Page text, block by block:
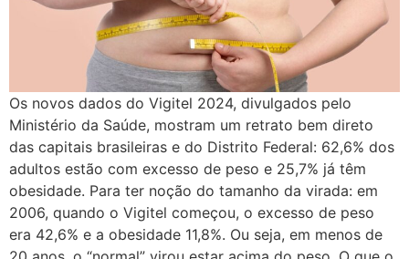
Os novos dados do Vigitel 2024, divulgados pelo
Ministério da Saúde, mostram um retrato bem direto
das capitais brasileiras e do Distrito Federal: 62,6% dos
adultos estão com excesso de peso e 25,7% já têm
obesidade. Para ter noção do tamanho da virada: em
2006, quando o Vigitel começou, o excesso de peso
era 42,6% e a obesidade 11,8%. Ou seja, em menos de